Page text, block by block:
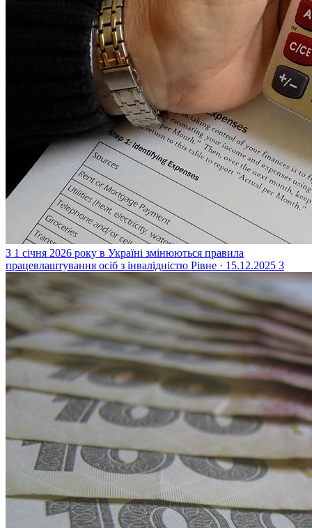
З 1 січня 2026 року в Україні змінюються правила
працевлаштування осіб з інвалідністю Рівне · 15.12.2025 3